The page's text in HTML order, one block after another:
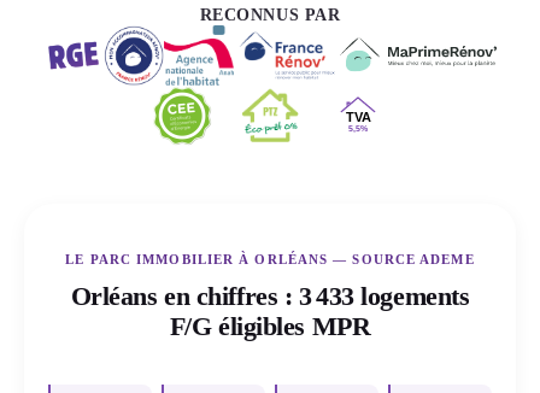
RECONNUS PAR
LE PARC IMMOBILIER À ORLÉANS — SOURCE ADEME
Orléans en chiffres : 3 433 logements
F/G éligibles MPR